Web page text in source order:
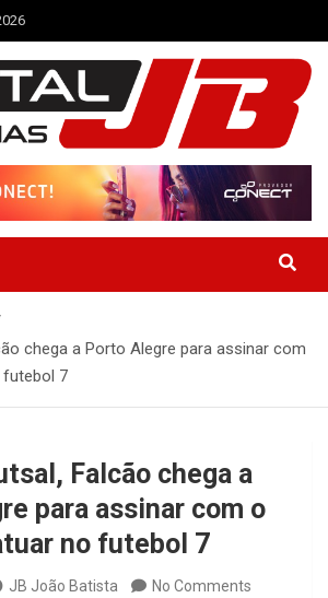
JB
Mendes e Região
chega a Porto Alegre para assinar com
futebol 7
Falcão chega a
para assinar com o
no futebol 7
JB João Batista No Comments